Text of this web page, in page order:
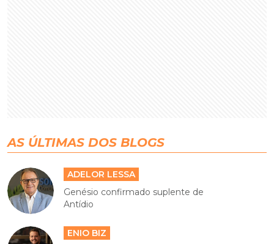
AS ÚLTIMAS DOS BLOGS
ADELOR LESSA
Genésio confirmado suplente de
Antídio
ENIO BIZ